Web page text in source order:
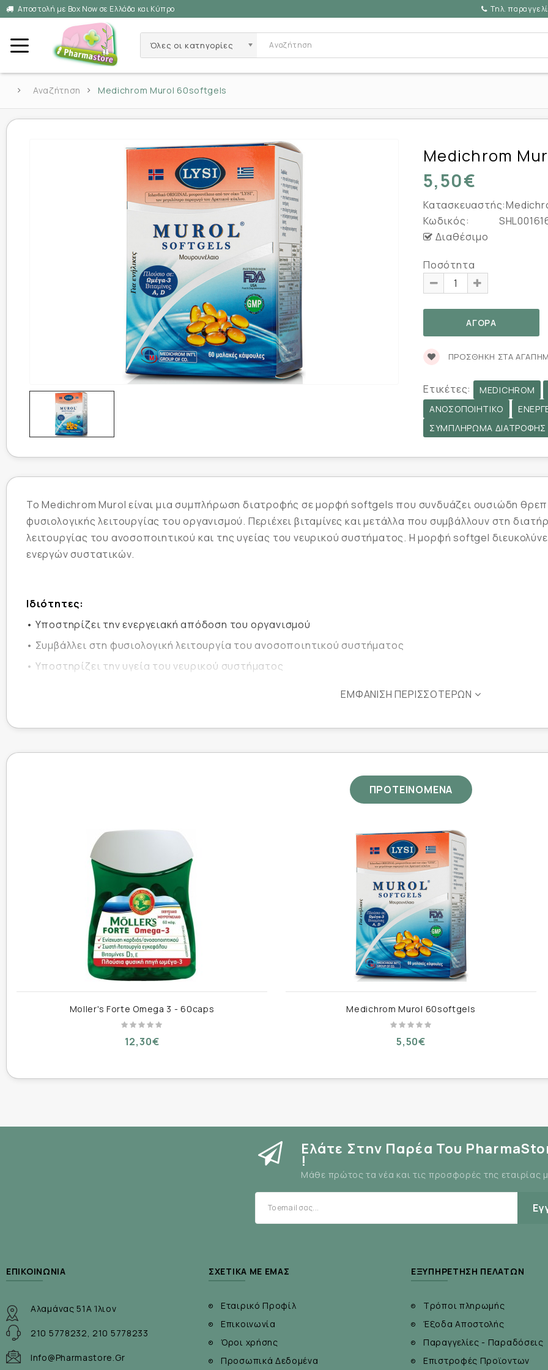
Αποστολή με Box Now σε Ελλάδα και Κύπρο Τηλ.
Όλες οι κατηγορίες
Αναζήτηση Medichrom Murol 60softgels
Medichrom
5,50€
Κατασκευαστής:
Κωδικός:
Διαθέσιμο
Ποσότητα
ΠΡΟΣΘΉΚΗ ΣΤΑ
Ετικέτες: MEDICHROM
ΑΝΟΣΟΠΟΙΗΤΙΚΌ
ΣΥΜΠΛΉΡΩΜΑ ΔΙΑΤΡΟΦΉΣ
Το Medichrom Murol είναι μια συμπλήρωση διατροφής σε μορφή softgels που συνδυάζει ουσιώδη
φυσιολογικής λειτουργίας του οργανισμού. Περιέχει βιταμίνες και μετάλλα που συμβάλλουν στη
λειτουργίας του ανοσοποιητικού και της υγείας του νευρικού συστήματος. Η μορφή softgel
ενεργών συστατικών.
Ιδιότητες:
• Υποστηρίζει την ενεργειακή απόδοση του οργανισμού
• Συμβάλλει στη φυσιολογική λειτουργία του ανοσοποιητικού συστήματος
• Υποστηρίζει την υγεία του νευρικού συστήματος
Λαμβάνετε 1 softgel ημερησίως, κατά προτίμηση με γεύμα ή όπως υποδεικνύεται από τον γιατρό ή τον
Συστατικά ανά softgel:
• Βιταμίνη D3
• Βιταμίνες του συμπλέγματος B
• Ψευδάργυρος
• Φυτικά εκχυλίσματα και αντιοξειδωτικά
ΕΜΦΆΝΙΣΗ ΠΕΡΙΣΣΌΤΕΡΩΝ
ΠΡΟΤΕΙΝΟΜΕΝΑ
Moller's Forte Omega 3 - 60caps
12,30€
Medichrom Murol 60softgels
5,50€
Ελάτε Στην Παρέα Του
!
Μάθε πρώτος τα νέα και τις προσφορές της εταιρίας
ΕΠΙΚΟΙΝΩΝΊΑ
Αλαμάνας 51Α Ίλιον
210 5778232, 210 5778233
Info@pharmastore.gr
ΣΧΕΤΙΚΆ ΜΕ ΕΜΆΣ
Εταιρικό Προφίλ
Επικοινωνία
Όροι χρήσης
Προσωπικά Δεδομένα
ΕΞΥΠΗΡΈΤΗΣΗ ΠΕΛΑΤΏΝ
Τρόποι πληρωμής
Έξοδα Αποστολής
Παραγγελίες - Παραδόσεις
Επιστροφές Προϊοντων